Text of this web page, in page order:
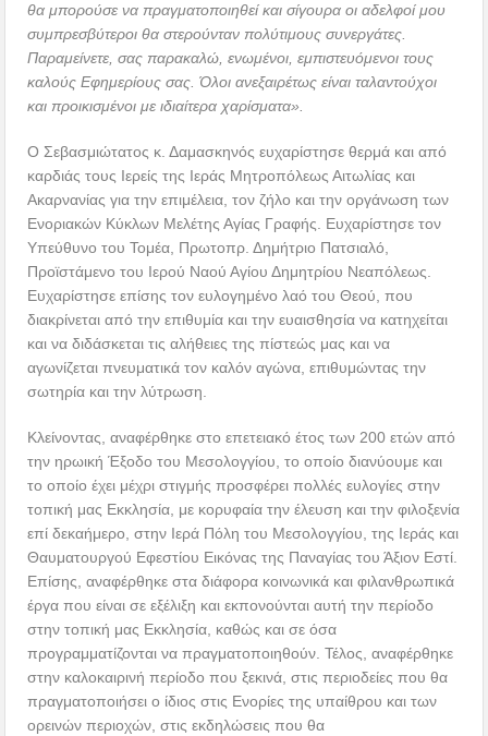
θα μπορούσε να πραγματοποιηθεί και σίγουρα οι αδελφοί μου
συμπρεσβύτεροι θα στερούνταν πολύτιμους συνεργάτες.
Παραμείνετε, σας παρακαλώ, ενωμένοι, εμπιστευόμενοι τους
καλούς Εφημερίους σας. Όλοι ανεξαιρέτως είναι ταλαντούχοι
και προικισμένοι με ιδιαίτερα χαρίσματα».
Ο Σεβασμιώτατος κ. Δαμασκηνός ευχαρίστησε θερμά και από
καρδιάς τους Ιερείς της Ιεράς Μητροπόλεως Αιτωλίας και
Ακαρνανίας για την επιμέλεια, τον ζήλο και την οργάνωση των
Ενοριακών Κύκλων Μελέτης Αγίας Γραφής. Ευχαρίστησε τον
Υπεύθυνο του Τομέα, Πρωτοπρ. Δημήτριο Πατσιαλό,
Προϊστάμενο του Ιερού Ναού Αγίου Δημητρίου Νεαπόλεως.
Ευχαρίστησε επίσης τον ευλογημένο λαό του Θεού, που
διακρίνεται από την επιθυμία και την ευαισθησία να κατηχείται
και να διδάσκεται τις αλήθειες της πίστεώς μας και να
αγωνίζεται πνευματικά τον καλόν αγώνα, επιθυμώντας την
σωτηρία και την λύτρωση.
Κλείνοντας, αναφέρθηκε στο επετειακό έτος των 200 ετών από
την ηρωική Έξοδο του Μεσολογγίου, το οποίο διανύουμε και
το οποίο έχει μέχρι στιγμής προσφέρει πολλές ευλογίες στην
τοπική μας Εκκλησία, με κορυφαία την έλευση και την φιλοξενία
επί δεκαήμερο, στην Ιερά Πόλη του Μεσολογγίου, της Ιεράς και
Θαυματουργού Εφεστίου Εικόνας της Παναγίας του Άξιον Εστί.
Επίσης, αναφέρθηκε στα διάφορα κοινωνικά και φιλανθρωπικά
έργα που είναι σε εξέλιξη και εκπονούνται αυτή την περίοδο
στην τοπική μας Εκκλησία, καθώς και σε όσα
προγραμματίζονται να πραγματοποιηθούν. Τέλος, αναφέρθηκε
στην καλοκαιρινή περίοδο που ξεκινά, στις περιοδείες που θα
πραγματοποιήσει ο ίδιος στις Ενορίες της υπαίθρου και των
ορεινών περιοχών, στις εκδηλώσεις που θα